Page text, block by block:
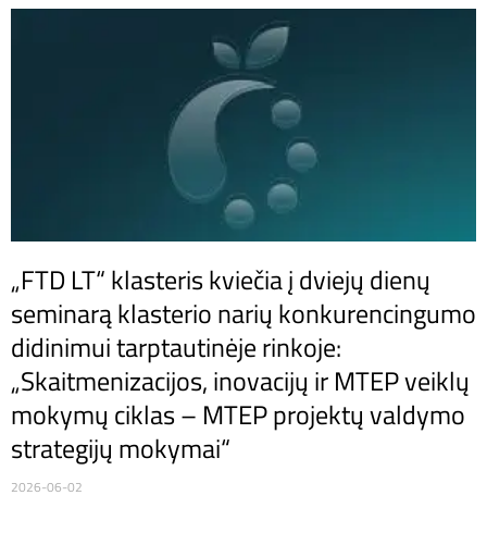
„FTD LT“ klasteris kviečia į dviejų dienų
seminarą klasterio narių konkurencingumo
didinimui tarptautinėje rinkoje:
„Skaitmenizacijos, inovacijų ir MTEP veiklų
mokymų ciklas – MTEP projektų valdymo
strategijų mokymai“
2026-06-02